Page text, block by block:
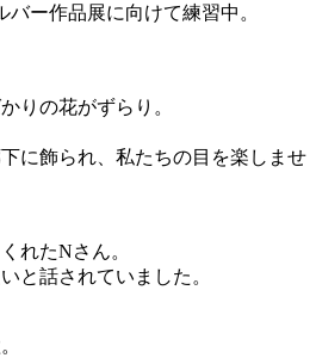
ー作品展に向けて練習中。
りの花がずらり。
に飾られ、私たちの目を楽しませ
れたNさん。
と話されていました。